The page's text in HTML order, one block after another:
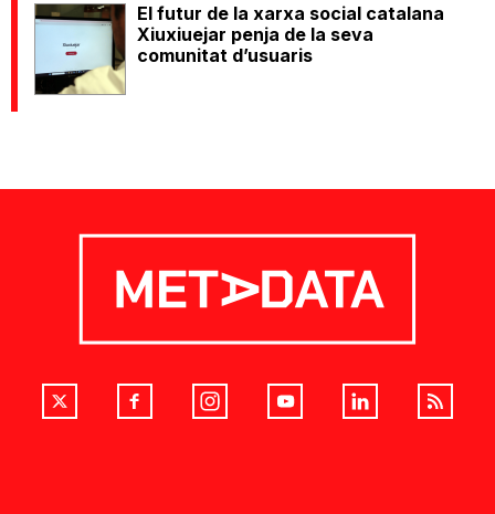
El futur de la xarxa social catalana
Xiuxiuejar penja de la seva
comunitat d’usuaris